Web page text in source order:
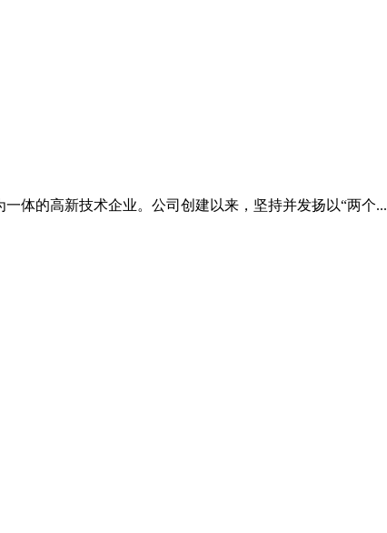
体的高新技术企业。公司创建以来，坚持并发扬以“两个...